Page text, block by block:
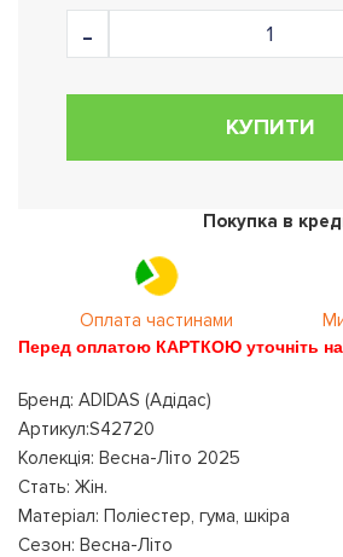
КУПИТИ
Покупка в
Оплата частинами
Перед оплатою КАРТКОЮ уточніть
Бренд: ADIDAS (Адідас)
Артикул:S42720
Колекція: Весна-Літо 2025
Стать: Жін.
Матеріал: Поліестер, гума, шкіра
Сезон: Весна-Літо